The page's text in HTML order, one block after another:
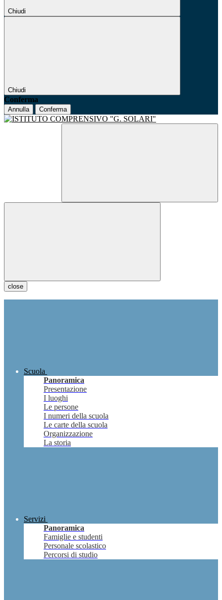
Chiudi
Chiudi
Conferma
Annulla Conferma
close
Scuola
Panoramica
Presentazione
I luoghi
Le persone
I numeri della scuola
Le carte della scuola
Organizzazione
La storia
Servizi
Panoramica
Famiglie e studenti
Personale scolastico
Percorsi di studio